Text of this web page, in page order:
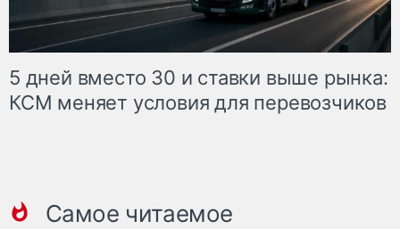
5 дней вместо 30 и ставки выше рынка:
КСМ меняет условия для перевозчиков
Самое читаемое